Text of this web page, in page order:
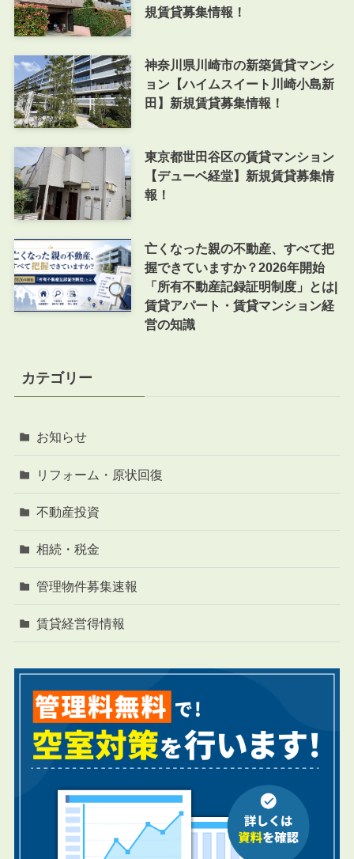
規賃貸募集情報！
神奈川県川崎市の新築賃貸マンシ
ョン【ハイムスイート川崎小島新
田】新規賃貸募集情報！
東京都世田谷区の賃貸マンション
【デューベ経堂】新規賃貸募集情
報！
亡くなった親の不動産、すべて把
握できていますか？2026年開始
「所有不動産記録証明制度」とは|
賃貸アパート・賃貸マンション経
営の知識
カテゴリー
お知らせ
リフォーム・原状回復
不動産投資
相続・税金
管理物件募集速報
賃貸経営得情報